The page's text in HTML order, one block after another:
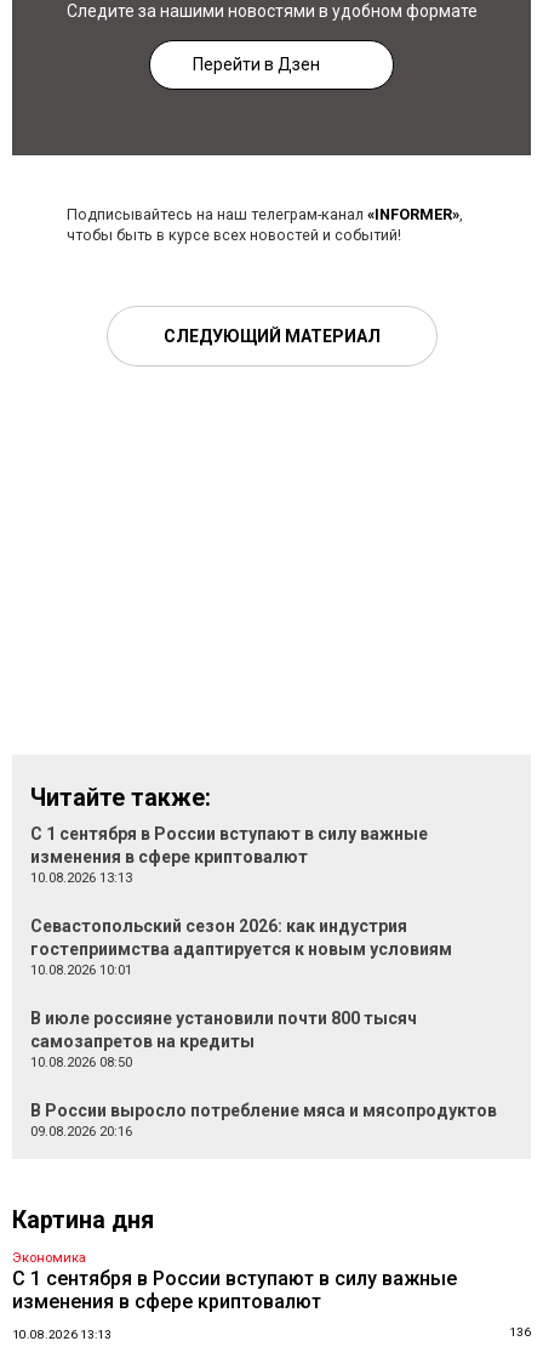
Следите за нашими новостями в удобном формате
Перейти в Дзен
Подписывайтесь на наш телеграм-канал «INFORMER»,
чтобы быть в курсе всех новостей и событий!
СЛЕДУЮЩИЙ МАТЕРИАЛ
Читайте также:
С 1 сентября в России вступают в силу важные
изменения в сфере криптовалют
10.08.2026 13:13
Севастопольский сезон 2026: как индустрия
гостеприимства адаптируется к новым условиям
10.08.2026 10:01
В июле россияне установили почти 800 тысяч
самозапретов на кредиты
10.08.2026 08:50
В России выросло потребление мяса и мясопродуктов
09.08.2026 20:16
Картина дня
Экономика
С 1 сентября в России вступают в силу важные
изменения в сфере криптовалют
10.08.2026 13:13 136